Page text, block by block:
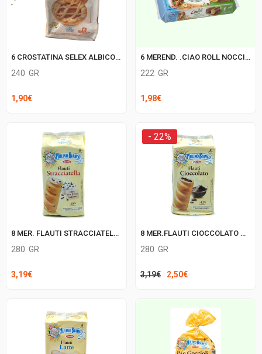
6 CROSTATINA SELEX ALBICOCCA
240 GR
1,90€
6 MEREND. .CIAO ROLL NOCCIOLA
222 GR
1,98€
8 MER. FLAUTI STRACCIATELLA M.BIANCO
280 GR
3,19€
- 22%
8 MER.FLAUTI CIOCCOLATO M.BIANCO
280 GR
3,19€
Il
3,19€.
2,50€Il
è:
2,50€.